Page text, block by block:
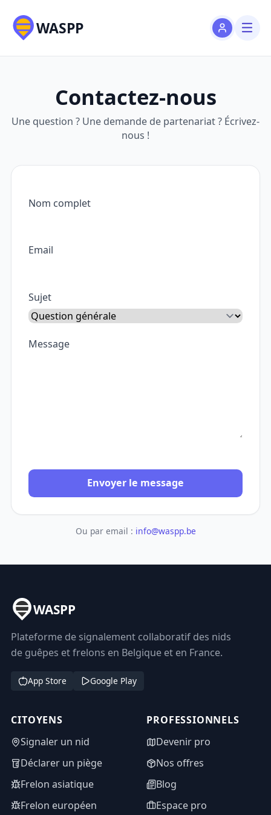
WASPP
Contactez-nous
Une question ? Une demande de partenariat ? Écrivez-
nous !
Nom complet
Email
Sujet
Message
Envoyer le message
Ou par email : info@waspp.be
WASPP
Plateforme de signalement collaboratif des nids
de guêpes et frelons en Belgique et en France.
App Store Google Play
CITOYENS
Signaler un nid
Déclarer un piège
Frelon asiatique
Frelon européen
PROFESSIONNELS
Devenir pro
Nos offres
Blog
Espace pro